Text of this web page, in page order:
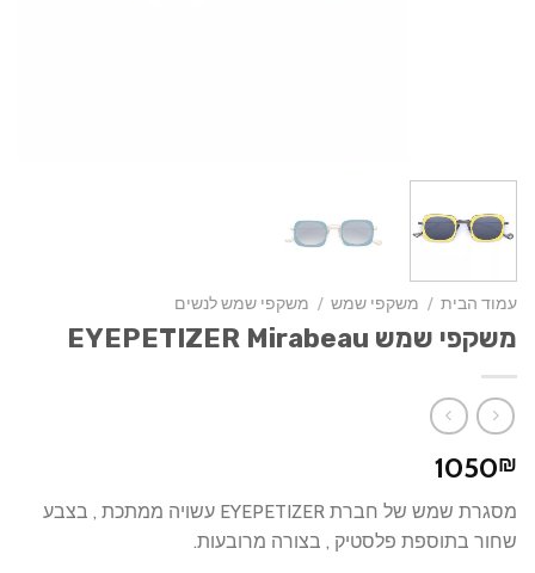
עמוד הבית / משקפי שמש / משקפי שמש לנשים
משקפי שמש EYEPETIZER Mirabeau
1050₪
מסגרת שמש של חברת EYEPETIZER עשויה ממתכת , בצבע
שחור בתוספת פלסטיק , בצורה מרובעות.